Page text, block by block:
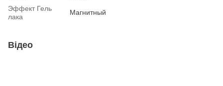
Эффект Гель
лака
Магнитный
Відео